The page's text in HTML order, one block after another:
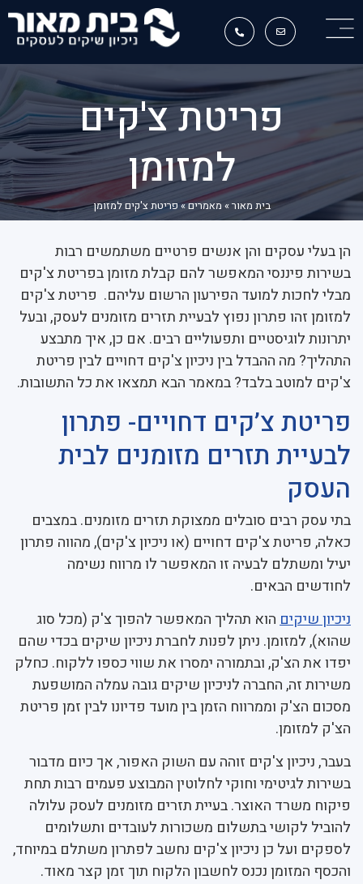
פריטת צ'קים
למזומן
בית מאור» מאמרים»פריטת צ'קים למזומן
הן בעלי עסקים והן אנשים פרטיים משתמשים רבות
בשירות פיננסי המאפשר להם קבלת מזומן בפריטת צ'קים
מבלי לחכות למועד הפירעון הרשום עליהם. פריטת צ'קים
למזומן זהו פתרון נפוץ לבעיית תזרים מזומנים לעסק, ובעל
יתרונות לוגיסטיים ותפעוליים רבים. אם כן, איך מתבצע
התהליך? מה ההבדל בין ניכיון צ'קים דחויים לבין פריטת
צ'קים למוטב בלבד? במאמר הבא תמצאו את כל התשובות.
פריטת צ’קים דחויים- פתרון
לבעיית תזרים מזומנים לבית
העסק
בתי עסק רבים סובלים ממצוקת תזרים מזומנים. במצבים
כאלה, פריטת צ'קים דחויים (או ניכיון צ'קים), מהווה פתרון
יעיל ומשתלם לבעיה זו המאפשר לו מרווח נשימה
לחודשים הבאים.
ניכיון שיקיםהוא תהליך המאפשר להפוך צ'ק (מכל סוג
שהוא), למזומן. ניתן לפנות לחברת ניכיון שיקים בכדי שהם
יפדו את הצ'ק, ובתמורה ימסרו את שווי כספו ללקוח. כחלק
משירות זה, החברה לניכיון שיקים גובה עמלה המושפעת
מסכום הצ'ק וממרווח הזמן בין מועד פדיונו לבין זמן פריטת
הצ'ק למזומן.
בעבר, ניכיון צ'קים זוהה עם השוק האפור, אך כיום מדבור
בשירות לגיטימי וחוקי לחלוטין המבוצע פעמים רבות תחת
פיקוח משרד האוצר. בעיית תזרים מזומנים לעסק עלולה
להוביל לקושי בתשלום משכורות לעובדים ותשלומים
לספקים ועל כן ניכיון צ'קים נחשב לפתרון משתלם במיוחד,
והכסף המזומן נכנס לחשבון הלקוח תוך זמן קצר מאוד.